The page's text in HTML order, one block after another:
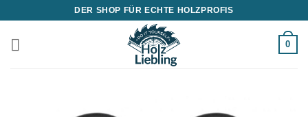
springen
DER SHOP FÜR ECHTE HOLZPROFIS
0